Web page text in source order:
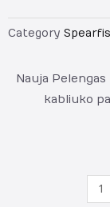
Category
Nauja
kabliuko
kiekis: